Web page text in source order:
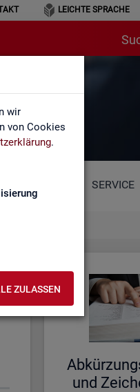
wir
von Cookies
.
ZULASSEN
LEICHTE SPRACHE
SERVICE
und